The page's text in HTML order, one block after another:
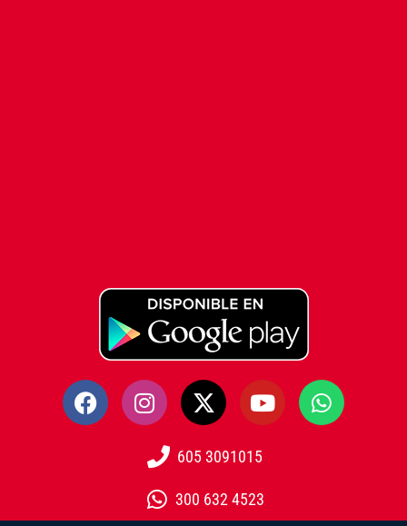
605 3091015
300 632 4523